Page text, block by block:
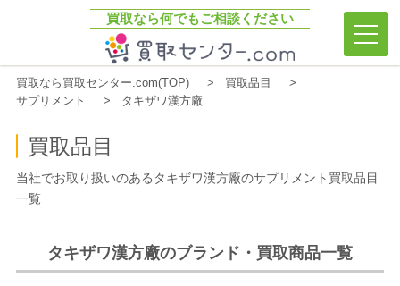
買取なら何でもご相談ください
買取なら買取センター.com(TOP)
買取品目
サプリメント
タキザワ漢方廠
買取品目
当社でお取り扱いのあるタキザワ漢方廠のサプリメント買取品目
一覧
タキザワ漢方廠のブランド・買取商品一覧